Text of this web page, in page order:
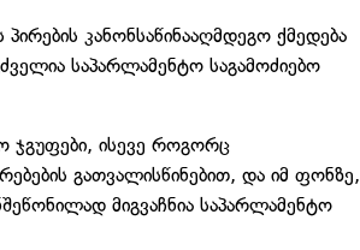
კანონსაწინააღმდეგო ქმედება
საპარლამენტო საგამოძიებო
ჯგუფები, ისევე როგორც
გათვალისწინებით, და იმ ფონზე,
მიგვაჩნია საპარლამენტო